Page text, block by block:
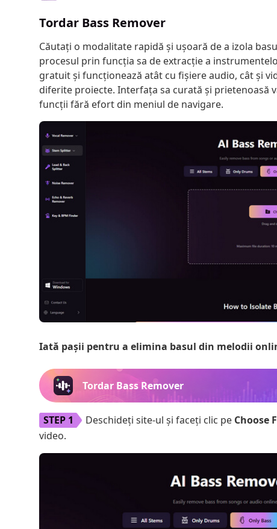
Tordar Bass Remover
Căutați o modalitate rapidă și ușoară de a izola
procesul prin funcția sa de extracție a
gratuit și funcționează atât cu fișiere audio, cât și
diferite proiecte. Interfața sa curată și prietenoasă
funcții fără efort din meniul de navigare.
Iată pașii pentru a elimina basul din melodii
Tordar Bass Remover
Deschideți site-ul și faceți clic pe Choose
video.